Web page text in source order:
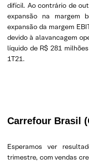
difícil. Ao contrário de
expansão na margem
expansão da margem
devido à alavancagem
líquido de R$ 281
1T21.
Carrefour Brasil
Esperamos ver
trimestre, com vendas